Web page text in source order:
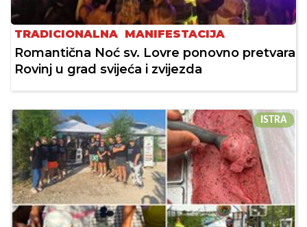
TRADICIONALNA MANIFESTACIJA
Romantična Noć sv. Lovre ponovno pretvara
Rovinj u grad svijeća i zvijezda
ISTRA